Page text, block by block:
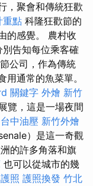
，聚會和傳統狂歡
重點 科隆狂歡節的
的感覺。 農村收
告知每位乘客確
公司，作為傳統
通常的魚菜單。
關鍵字 外燴 新竹
覽，這是一場夜間
台中油壓 新竹外燴
）是這一奇觀
的許多角落和旗
也可以從城市的幾
照 護照換發 竹北